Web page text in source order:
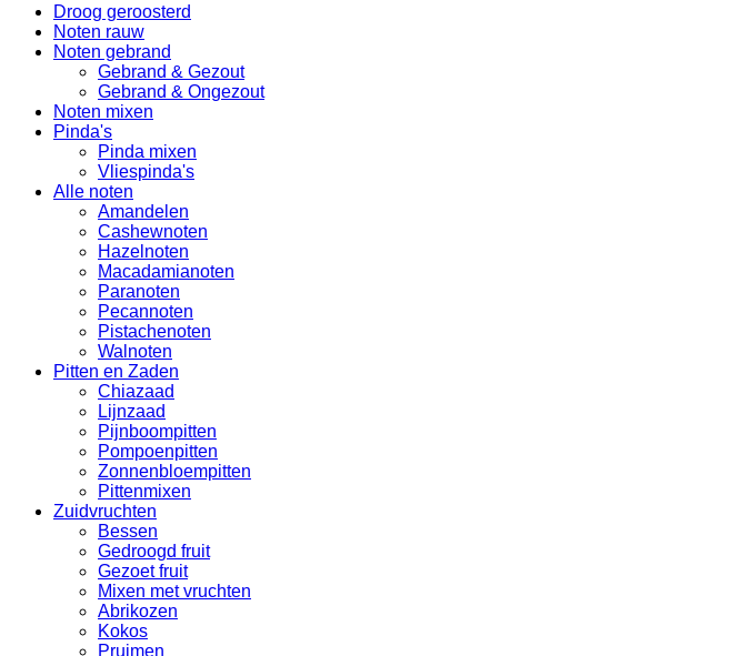
Droog geroosterd
Noten rauw
Noten gebrand
Gebrand & Gezout
Gebrand & Ongezout
Noten mixen
Pinda's
Pinda mixen
Vliespinda's
Alle noten
Amandelen
Cashewnoten
Hazelnoten
Macadamianoten
Paranoten
Pecannoten
Pistachenoten
Walnoten
Pitten en Zaden
Chiazaad
Lijnzaad
Pijnboompitten
Pompoenpitten
Zonnenbloempitten
Pittenmixen
Zuidvruchten
Bessen
Gedroogd fruit
Gezoet fruit
Mixen met vruchten
Abrikozen
Kokos
Pruimen